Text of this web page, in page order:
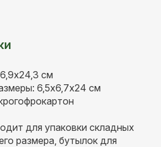
см
6,5х6,7х24 см
для упаковки складных
размера, бутылок для